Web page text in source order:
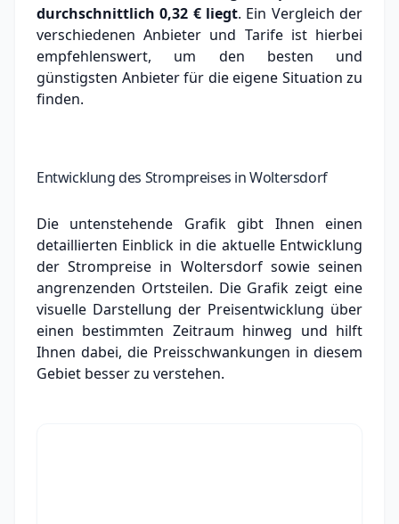
durchschnittlich0,32 €liegt. Ein Vergleich der
verschiedenen Anbieter und Tarife ist hierbei
empfehlenswert, um den besten und
günstigsten Anbieter für die eigene Situation zu
finden.
Entwicklung des Strompreises in Woltersdorf
Die untenstehende Grafik gibt Ihnen einen
detaillierten Einblick in die aktuelle Entwicklung
der Strompreise in Woltersdorf sowie seinen
angrenzenden Ortsteilen. Die Grafik zeigt eine
visuelle Darstellung der Preisentwicklung über
einen bestimmten Zeitraum hinweg und hilft
Ihnen dabei, die Preisschwankungen in diesem
Gebiet besser zu verstehen.